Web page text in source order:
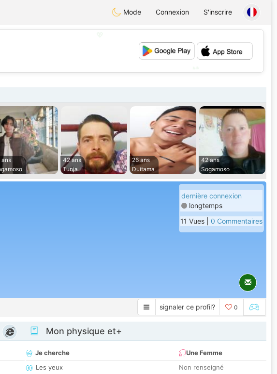
Mode Connexion S'inscrire
💕
ans
42 ans
Tunja
26 ans
Duitama
42 ans
Sogamoso
dernière connexion
longtemps
11 Vues | 0 Commentaires
signaler ce profil? 0
Mon physique et+
Je cherche
Une Femme
Les yeux
Non renseigné